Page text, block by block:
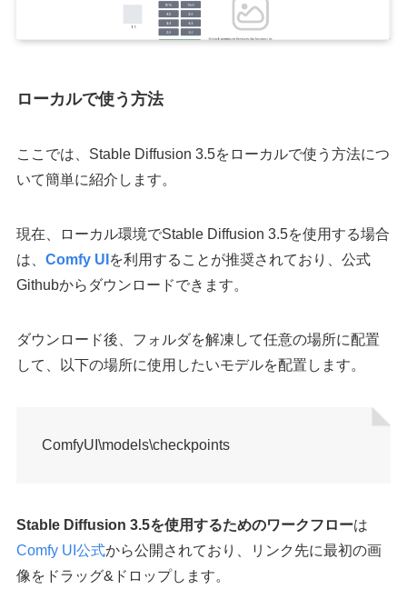
ローカルで使う方法
ここでは、Stable Diffusion 3.5をローカルで使う方法につ
いて簡単に紹介します。
現在、ローカル環境でStable Diffusion 3.5を使用する場合
は、 Comfy UI を利用することが推奨されており、公式
Githubからダウンロードできます。
ダウンロード後、フォルダを解凍して任意の場所に配置
して、以下の場所に使用したいモデルを配置します。
ComfyUI\models\checkpoints
Stable Diffusion 3.5を使用するためのワークフローは
Comfy UI公式から公開されており、リンク先に最初の画
像をドラッグ&ドロップします。